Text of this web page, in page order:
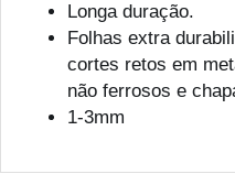
Longa duração.
Folhas extra
cortes retos em
não ferrosos e
1-3mm